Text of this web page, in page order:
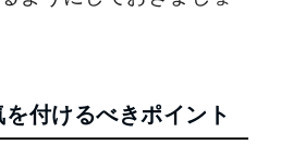
を付けるべきポイント